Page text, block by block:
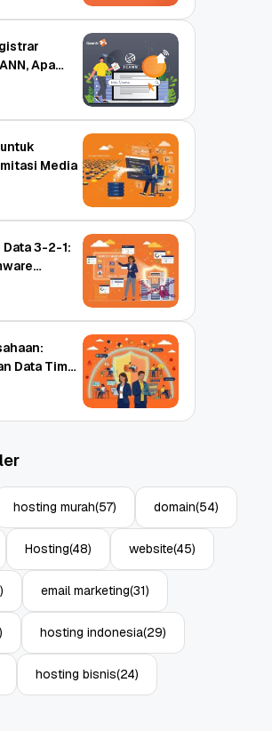
Apa
Media
3-2-1:
Data Tim
hosting murah(57) domain(54)
Hosting(48) website(45)
email marketing(31)
hosting indonesia(29)
hosting bisnis(24)